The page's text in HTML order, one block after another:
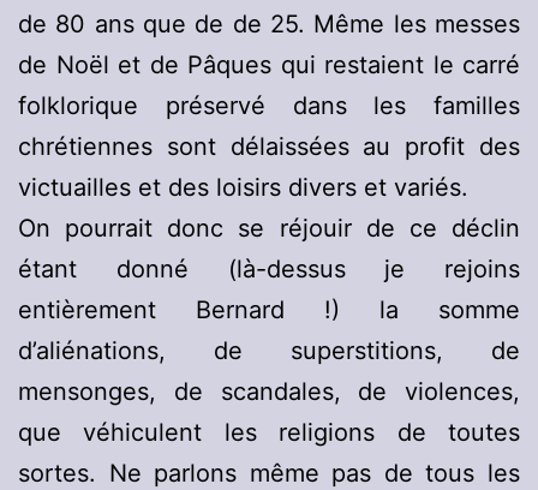
de 80 ans que de de 25. Même les messes
de Noël et de Pâques qui restaient le carré
folklorique préservé dans les familles
chrétiennes sont délaissées au profit des
victuailles et des loisirs divers et variés.
On pourrait donc se réjouir de ce déclin
étant donné (là-dessus je rejoins
entièrement Bernard !) la somme
d’aliénations, de superstitions, de
mensonges, de scandales, de violences,
que véhiculent les religions de toutes
sortes. Ne parlons même pas de tous les